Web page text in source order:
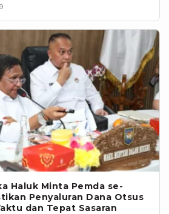
Haluk Minta Pemda se-
Penyaluran Dana Otsus
dan Tepat Sasaran